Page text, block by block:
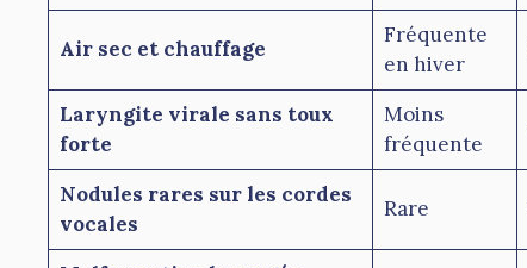
Air sec et chauffage
Fréquente
en hiver
Laryngite virale sans toux
forte
Moins
fréquente
Nodules rares sur les cordes
vocales
Rare